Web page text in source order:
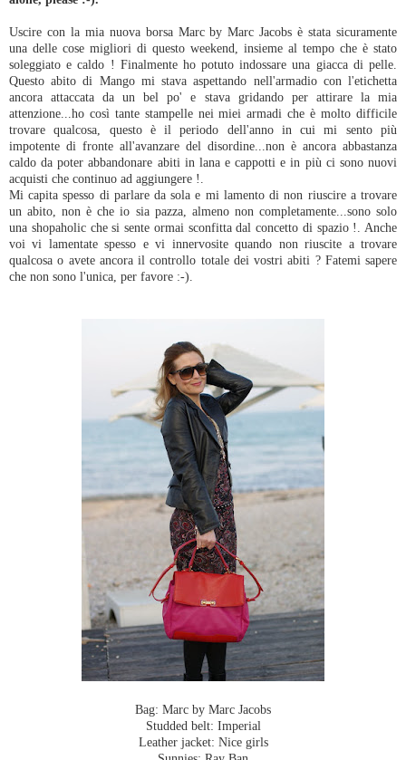
Uscire con la mia nuova borsa Marc by Marc Jacobs è stata sicuramente
una delle cose migliori di questo weekend, insieme al tempo che è stato
soleggiato e caldo ! Finalmente ho potuto indossare una giacca di pelle.
Questo abito di Mango mi stava aspettando nell'armadio con l'etichetta
ancora attaccata da un bel po' e stava gridando per attirare la mia
attenzione...ho così tante stampelle nei miei armadi che è molto difficile
trovare qualcosa, questo è il periodo dell'anno in cui mi sento più
impotente di fronte all'avanzare del disordine...non è ancora abbastanza
caldo da poter abbandonare abiti in lana e cappotti e in più ci sono nuovi
acquisti che continuo ad aggiungere !.
Mi capita spesso di parlare da sola e mi lamento di non riuscire a trovare
un abito, non è che io sia pazza, almeno non completamente...sono solo
una shopaholic che si sente ormai sconfitta dal concetto di spazio !. Anche
voi vi lamentate spesso e vi innervosite quando non riuscite a trovare
qualcosa o avete ancora il controllo totale dei vostri abiti ? Fatemi sapere
che non sono l'unica, per favore :-).
Bag: Marc by Marc Jacobs
Studded belt: Imperial
Leather jacket: Nice girls